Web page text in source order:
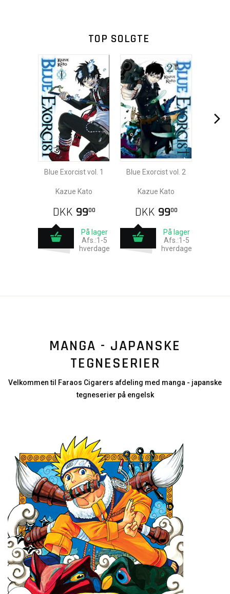
TOP SOLGTE
Blue Exorcist vol. 1
Kazue Kato
DKK 9900
På lager
Afs.:1-5
hverdage
Blue Exorcist vol. 2
Kazue Kato
DKK 9900
På lager
Afs.:1-5
hverdage
MANGA - JAPANSKE
TEGNESERIER
Velkommen til Faraos Cigarers afdeling med manga - japanske
tegneserier på engelsk